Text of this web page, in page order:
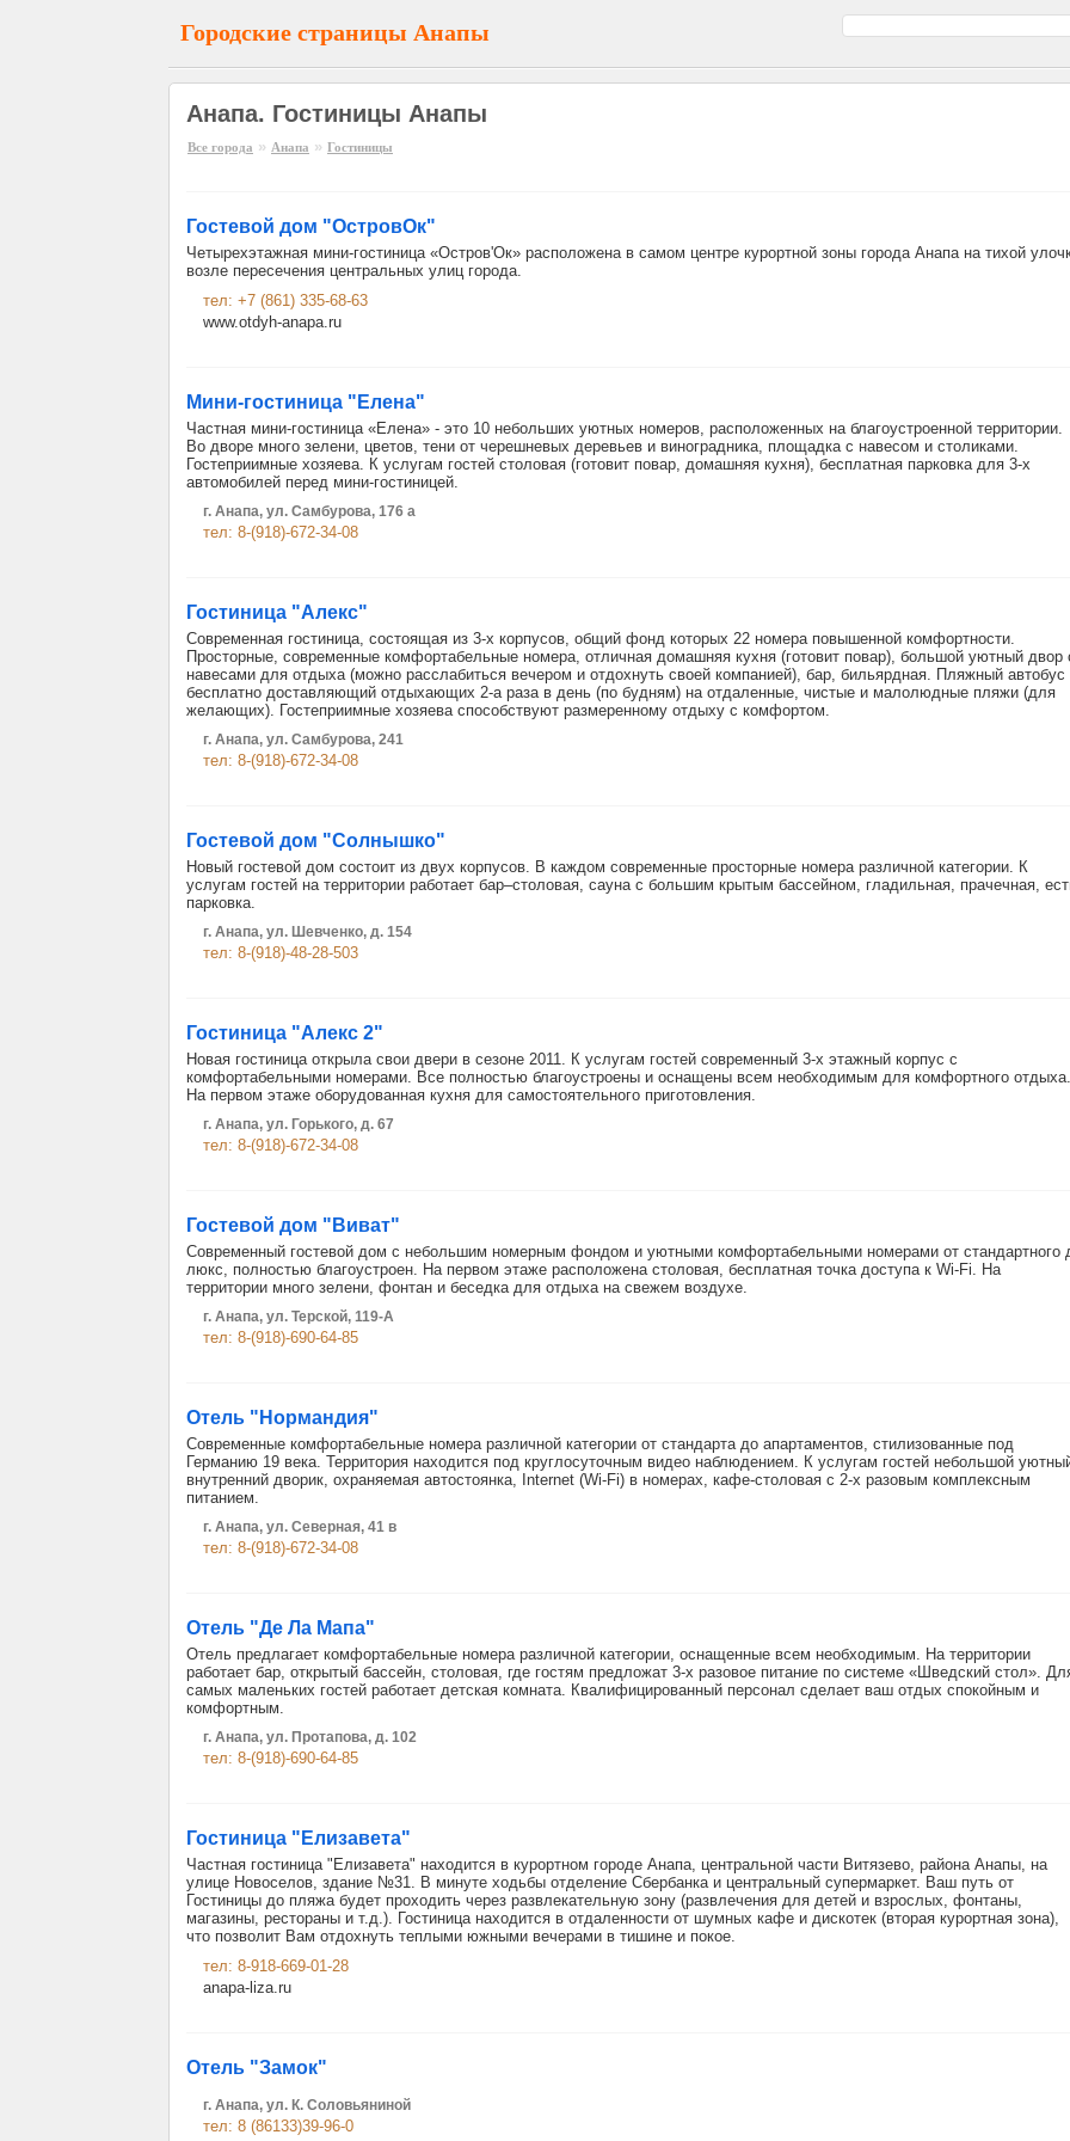
Городские страницы Анапы
Анапа. Гостиницы Анапы
Все города » Анапа » Гостиницы
Гостевой дом "ОстровОк"
Четырехэтажная мини-гостиница «Остров'Oк» расположена в самом центре курортной зоны города Анапа на тихой
возле пересечения центральных улиц города.
тел: +7 (861) 335-68-63
www.otdyh-anapa.ru
Мини-гостиница "Елена"
Частная мини-гостиница «Елена» - это 10 небольших уютных номеров, расположенных на благоустроенной территории.
Во дворе много зелени, цветов, тени от черешневых деревьев и виноградника, площадка с навесом и столиками.
Гостеприимные хозяева. К услугам гостей столовая (готовит повар, домашняя кухня), бесплатная парковка для 3-х
автомобилей перед мини-гостиницей.
г. Анапа, ул. Самбурова, 176 а
тел: 8-(918)-672-34-08
Гостиница "Алекс"
Современная гостиница, состоящая из 3-х корпусов, общий фонд которых 22 номера повышенной комфортности.
Просторные, современные комфортабельные номера, отличная домашняя кухня (готовит повар), большой уютный двор
навесами для отдыха (можно расслабиться вечером и отдохнуть своей компанией), бар, бильярдная. Пляжный автобус
бесплатно доставляющий отдыхающих 2-а раза в день (по будням) на отдаленные, чистые и малолюдные пляжи (для
желающих). Гостеприимные хозяева способствуют размеренному отдыху с комфортом.
г. Анапа, ул. Самбурова, 241
тел: 8-(918)-672-34-08
Гостевой дом "Солнышко"
Новый гостевой дом состоит из двух корпусов. В каждом современные просторные номера различной категории. К
услугам гостей на территории работает бар–столовая, сауна с большим крытым бассейном, гладильная, прачечная,
парковка.
г. Анапа, ул. Шевченко, д. 154
тел: 8-(918)-48-28-503
Гостиница "Алекс 2"
Новая гостиница открыла свои двери в сезоне 2011. К услугам гостей современный 3-х этажный корпус с
комфортабельными номерами. Все полностью благоустроены и оснащены всем необходимым для комфортного отдыха.
На первом этаже оборудованная кухня для самостоятельного приготовления.
г. Анапа, ул. Горького, д. 67
тел: 8-(918)-672-34-08
Гостевой дом "Виват"
Современный гостевой дом с небольшим номерным фондом и уютными комфортабельными номерами от стандартного
люкс, полностью благоустроен. На первом этаже расположена столовая, бесплатная точка доступа к Wi-Fi. На
территории много зелени, фонтан и беседка для отдыха на свежем воздухе.
г. Анапа, ул. Терской, 119-А
тел: 8-(918)-690-64-85
Отель "Нормандия"
Современные комфортабельные номера различной категории от стандарта до апартаментов, стилизованные под
Германию 19 века. Территория находится под круглосуточным видео наблюдением. К услугам гостей небольшой
внутренний дворик, охраняемая автостоянка, Internet (Wi-Fi) в номерах, кафе-столовая с 2-х разовым комплексным
питанием.
г. Анапа, ул. Северная, 41 в
тел: 8-(918)-672-34-08
Отель "Де Ла Мапа"
Отель предлагает комфортабельные номера различной категории, оснащенные всем необходимым. На территории
работает бар, открытый бассейн, столовая, где гостям предложат 3-х разовое питание по системе «Шведский стол».
самых маленьких гостей работает детская комната. Квалифицированный персонал сделает ваш отдых спокойным и
комфортным.
г. Анапа, ул. Протапова, д. 102
тел: 8-(918)-690-64-85
Гостиница "Елизавета"
Частная гостиница "Елизавета" находится в курортном городе Анапа, центральной части Витязево, района Анапы, на
улице Новоселов, здание №31. В минуте ходьбы отделение Сбербанка и центральный супермаркет. Ваш путь от
Гостиницы до пляжа будет проходить через развлекательную зону (развлечения для детей и взрослых, фонтаны,
магазины, рестораны и т.д.). Гостиница находится в отдаленности от шумных кафе и дискотек (вторая курортная зона),
что позволит Вам отдохнуть теплыми южными вечерами в тишине и покое.
тел: 8-918-669-01-28
anapa-liza.ru
Отель "Замок"
г. Анапа, ул. К. Соловьяниной
тел: 8 (86133)39-96-0